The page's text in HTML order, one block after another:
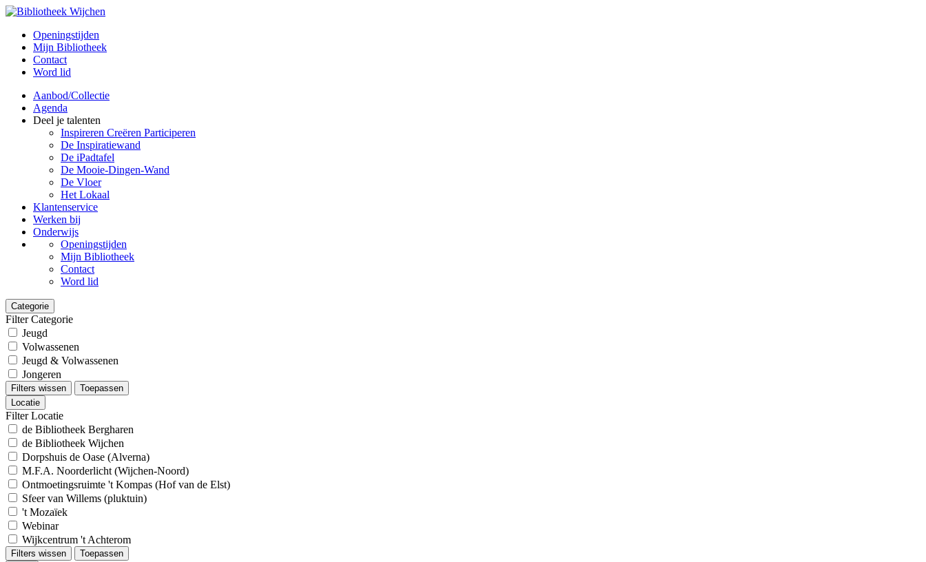
Openingstijden
Mijn Bibliotheek
Contact
Word lid
Aanbod/Collectie
Agenda
Deel je talenten
Inspireren Creëren Participeren
De Inspiratiewand
De iPadtafel
De Mooie-Dingen-Wand
De Vloer
Het Lokaal
Klantenservice
Werken bij
Onderwijs
Openingstijden
Mijn Bibliotheek
Contact
Word lid
Categorie
Filter Categorie
Jeugd
Volwassenen
Jeugd & Volwassenen
Jongeren
Filters wissen
Toepassen
Locatie
Filter Locatie
de Bibliotheek Bergharen
de Bibliotheek Wijchen
Dorpshuis de Oase (Alverna)
M.F.A. Noorderlicht (Wijchen-Noord)
Ontmoetingsruimte 't Kompas (Hof van de Elst)
Sfeer van Willems (pluktuin)
't Mozaïek
Webinar
Wijkcentrum 't Achterom
Filters wissen
Toepassen